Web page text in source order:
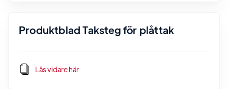
Produktblad Taksteg för plåttak
Läs vidare här